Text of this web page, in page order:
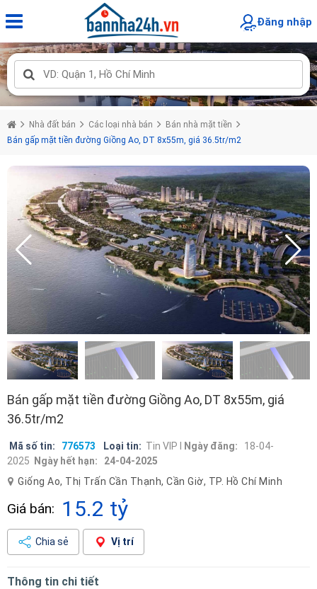
Đăng nhập
Nhà đất bán Các loại nhà bán
Bán nhà mặt tiền
Bán gấp mặt tiền đường Giồng Ao, DT 8x55m, giá 36.5tr/m2
Bán gấp mặt tiền đường Giồng Ao, DT 8x55m, giá
36.5tr/m2
Mã số tin: 776573 Loại tin: Tin VIP I Ngày đăng:
18-04-
2025
Ngày hết hạn:
24-04-2025
Giống Ao, Thị Trấn Cần Thạnh, Cần Giờ, TP. Hồ Chí Minh
Giá bán: 15.2 tỷ
Chia sẻ Vị trí
Thông tin chi tiết